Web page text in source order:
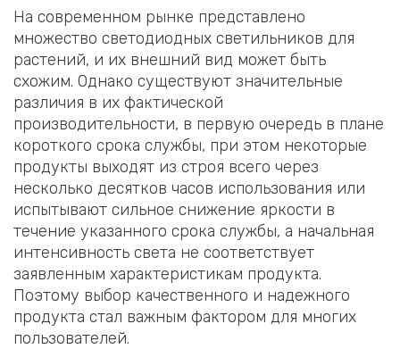
На современном рынке представлено
множество светодиодных светильников для
растений, и их внешний вид может быть
схожим. Однако существуют значительные
различия в их фактической
производительности, в первую очередь в плане
короткого срока службы, при этом некоторые
продукты выходят из строя всего через
несколько десятков часов использования или
испытывают сильное снижение яркости в
течение указанного срока службы, а начальная
интенсивность света не соответствует
заявленным характеристикам продукта.
Поэтому выбор качественного и надежного
продукта стал важным фактором для многих
пользователей.